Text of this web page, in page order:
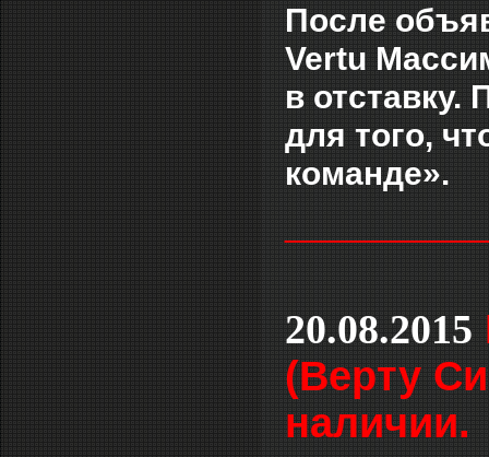
После
Vertu
в
для того,
команде».
20.08.2015
(Верту
наличии.